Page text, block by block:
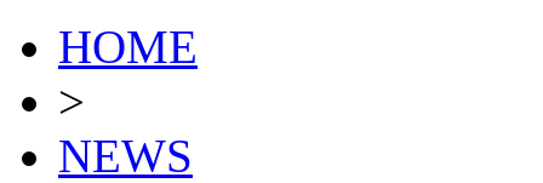
HOME
>
NEWS